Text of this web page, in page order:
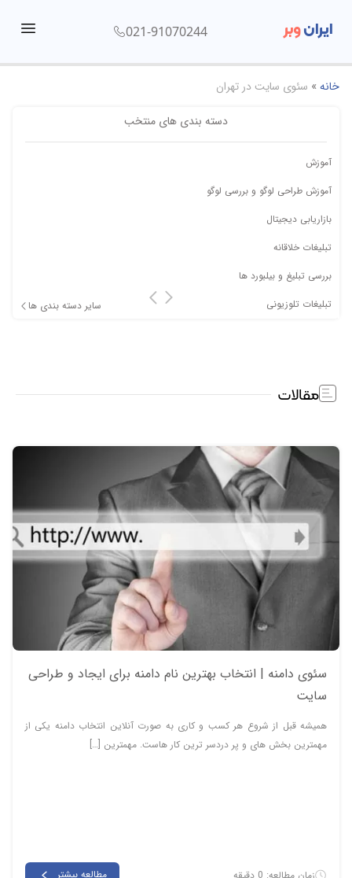
ایرانوبر 021-91070244
خانه» سئوی سایت در تهران
دسته بندی های منتخب
آموزش
آموزش طراحی لوگو و بررسی لوگو
بازاریابی دیجیتال
تبلیغات خلاقانه
بررسی تبلیغ و بیلبورد ها
تبلیغات تلوزیونی
سایر دسته بندی ها
مقالات
سئو‌ی دامنه | انتخاب بهترین نام دامنه برای ایجاد و طراحی
سایت
همیشه قبل از شروع هر کسب و کاری به صورت آنلاین انتخاب دامنه یکی از
مهمترین بخش های و پر دردسر ترین کار هاست. مهمترین […]
مطالعه بیشتر